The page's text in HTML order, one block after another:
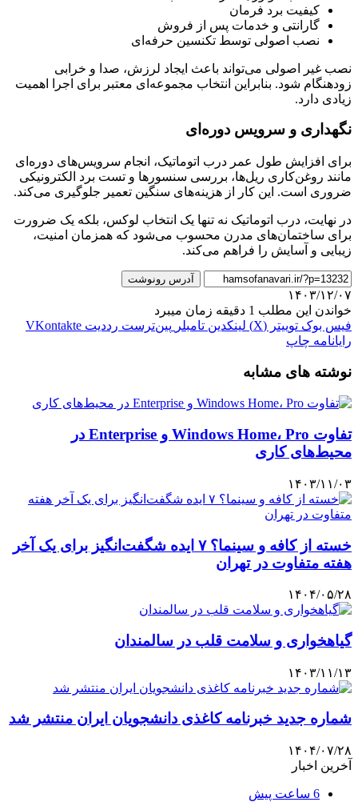
کیفیت برد فرمان
گارانتی و خدمات پس از فروش
نصب اصولی توسط تکنسین حرفه‌ای
نصب غیر اصولی می‌تواند باعث ایجاد لرزش، صدا و خرابی
زودهنگام شود. بنابراین انتخاب مجموعه‌ای معتبر برای اجرا اهمیت
زیادی دارد.
نگهداری و سرویس دوره‌ای
برای افزایش طول عمر درب اتوماتیک، انجام سرویس‌های دوره‌ای
مانند روغن‌کاری ریل‌ها، بررسی سنسورها و تست برد الکترونیکی
ضروری است. این کار از هزینه‌های سنگین تعمیر جلوگیری می‌کند.
در نهایت، درب اتوماتیک نه تنها یک انتخاب لوکس، بلکه یک ضرورت
برای ساختمان‌های مدرن محسوب می‌شود که همزمان امنیت،
زیبایی و آسایش را فراهم می‌کند.
آدرس رونوشت
۱۴۰۳/۱۲/۰۷
خواندن این مطلب 1 دقیقه زمان میبرد
فیس بوک توییتر (X) لینکدین ‫تامبلر ‫پین‌ترست ‫رددیت ‫VKontakte
رایانامه چاپ
نوشته های مشابه
تفاوت Windows Home، Pro و Enterprise در
محیط‌های کاری
۱۴۰۳/۱۱/۰۳
خسته از کافه و سینما؟ ۷ ایده شگفت‌انگیز برای یک آخر
هفته متفاوت در تهران
۱۴۰۴/۰۵/۲۸
گیاهخواری و سلامت قلب در سالمندان
۱۴۰۳/۱۱/۱۳
شماره جدید خبرنامه کاغذی دانشجویان ایران منتشر شد
۱۴۰۴/۰۷/۲۸
آخرین اخبار
6 ساعت پیش